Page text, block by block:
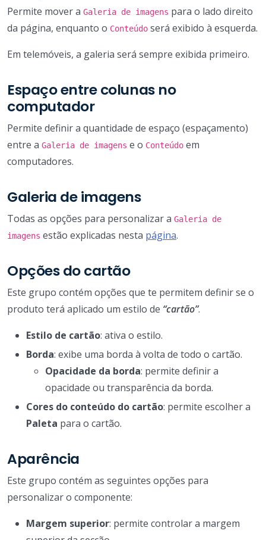
Permite mover a Galeria de imagens para o lado direito
da página, enquanto o Conteúdo será exibido à esquerda.
Em telemóveis, a galeria será sempre exibida primeiro.
Espaço entre colunas no
computador
Permite definir a quantidade de espaço (espaçamento)
entre a Galeria de imagens e o Conteúdo em
computadores.
Galeria de imagens
Todas as opções para personalizar a Galeria de
imagens estão explicadas nesta página.
Opções do cartão
Este grupo contém opções que te permitem definir se o
produto terá aplicado um estilo de “cartão”.
Estilo de cartão: ativa o estilo.
Borda: exibe uma borda à volta de todo o cartão.
Opacidade da borda: permite definir a
opacidade ou transparência da borda.
Cores do conteúdo do cartão: permite escolher a
Paleta para o cartão.
Aparência
Este grupo contém as seguintes opções para
personalizar o componente:
Margem superior: permite controlar a margem